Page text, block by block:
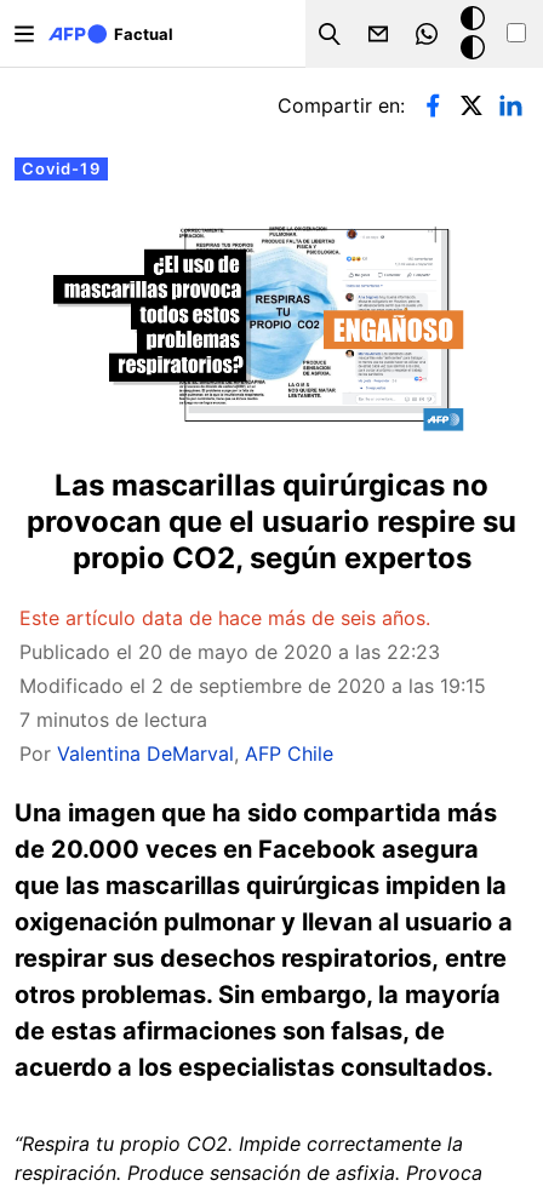
Factual
Search
Modo
oscuro
Solapas principales
Covid-19
Compartir en:
Las mascarillas quirúrgicas no
provocan que el usuario respire su
propio CO2, según expertos
Este artículo data de hace más de seis años.
Publicado el 20 de mayo de 2020 a las 22:23
Modificado el 2 de septiembre de 2020 a las 19:15
7 minutos de lectura
Por Valentina DeMarval, AFP Chile
Una imagen que ha sido compartida más
de 20.000 veces en Facebook asegura
que las mascarillas quirúrgicas impiden la
oxigenación pulmonar y llevan al usuario a
respirar sus desechos respiratorios, entre
otros problemas. Sin embargo, la mayoría
de estas afirmaciones son falsas, de
acuerdo a los especialistas consultados.
“Respira tu propio CO2. Impide correctamente la
respiración. Produce sensación de asfixia. Provoca